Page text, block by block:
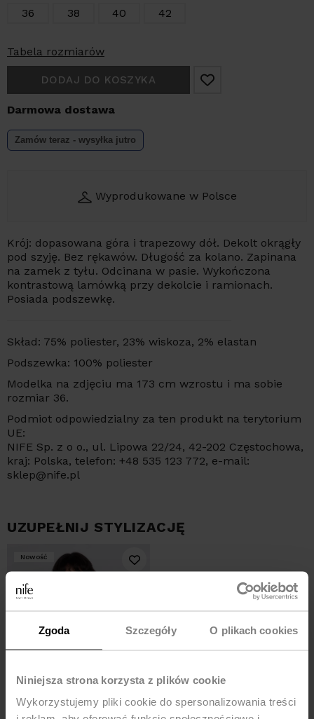
Zgoda Szczegóły O plikach cookies
Niniejsza strona korzysta z plików cookie
Wykorzystujemy pliki cookie do spersonalizowania treści
36 38 40 42
Tabela rozmiarów
DODAJ DO KOSZYKA
Darmowa dostawa
Zamów teraz - wysyłka jutro
Wyprodukowane w Polsce
Krój: dopasowana góra i trapezowy dół. Dekolt okrągły
pod szyję. Bez rękawów. Długość za kolano. Zapinana
na zamek z tyłu. Odcinana w pasie. Wykończona
kontrastową lamówką przy dekolcie i ramionach.
Posiada podszewkę.
Skład: 75% poliester, 23% wiskoza, 2% elastan
Podszewka: 100% poliester
Modelka na zdjęciu ma 173 cm wzrostu i ma sobie
rozmiar 36.
Podmiot odpowiedzialny za ten produkt na terytorium
UE:
NIFE Sp. z o o., ul. Lipowa 22/24, 42-202 Częstochowa,
kraj: Polska, telefon: +48 535 123 772, e-mail:
sklep@nife.pl
UZUPEŁNIJ STYLIZACJĘ
Nowość